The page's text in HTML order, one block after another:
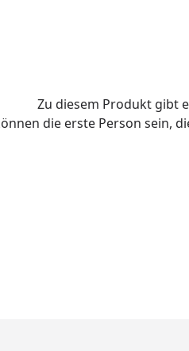
Zu diesem Produkt gibt
die erste Person sein,